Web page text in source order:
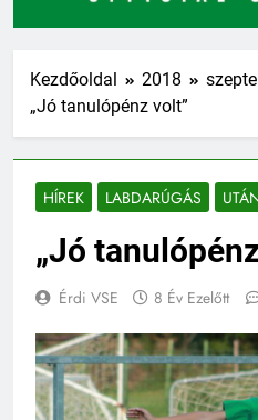
Kezdőoldal 2018
„Jó tanulópénz volt”
HÍREK LABDARÚGÁS
„Jó
Érdi VSE 8 Év Ezelőtt